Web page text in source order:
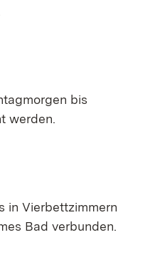
bis
werden.
in Vierbettzimmern
Bad verbunden.